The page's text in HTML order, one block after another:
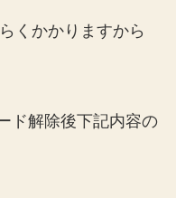
くかかりますから
ド解除後下記内容の